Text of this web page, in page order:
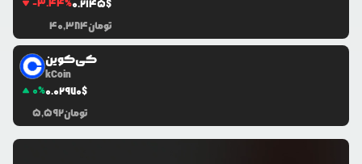
-3.44%0.2145$
40,384تومان
کی‌کوین
kCoin
0%0.02970$
5,592تومان